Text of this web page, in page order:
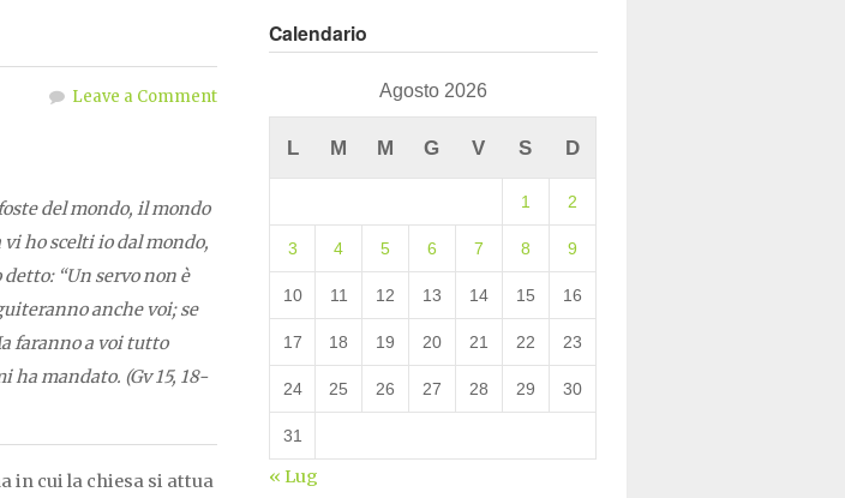
Leave a Comment
del mondo, il mondo
ho scelti io dal mondo,
“Un servo non è
anche voi; se
faranno a voi tutto
ha mandato. (Gv 15, 18-
in cui la chiesa si attua
Calendario
Agosto 2026
L M M G V S D
1 2
3 4 5 6 7 8 9
10 11 12 13 14 15 16
17 18 19 20 21 22 23
24 25 26 27 28 29 30
31
« Lug